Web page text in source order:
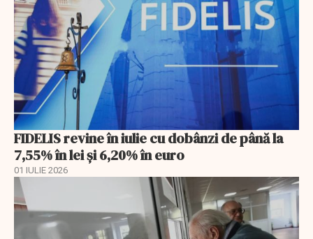
FIDELIS revine în iulie cu dobânzi de până la
7,55% în lei și 6,20% în euro
01 IULIE 2026